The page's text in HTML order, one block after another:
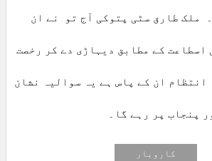
ملک طارق سٹی پتوکی آج تو نے ان
اسطاعت کے مطابق دیہاڑی دے کر رخصت
انتظام ان کے پاس ہے یہ سوالیہ نشان
پنجاب پر رہے گا۔
کاروبار